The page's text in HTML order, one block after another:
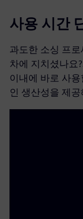
사용 시간
과도한 소싱 프
차에 지치셨나요
이내에 바로 사
인 생산성을 제공